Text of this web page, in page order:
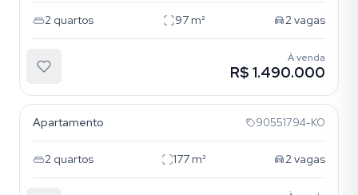
2 quartos 97m² 2vagas
À venda
R$ 1.490.000
Apartamento 90551794-KO
2 quartos 177 m² 2vagas